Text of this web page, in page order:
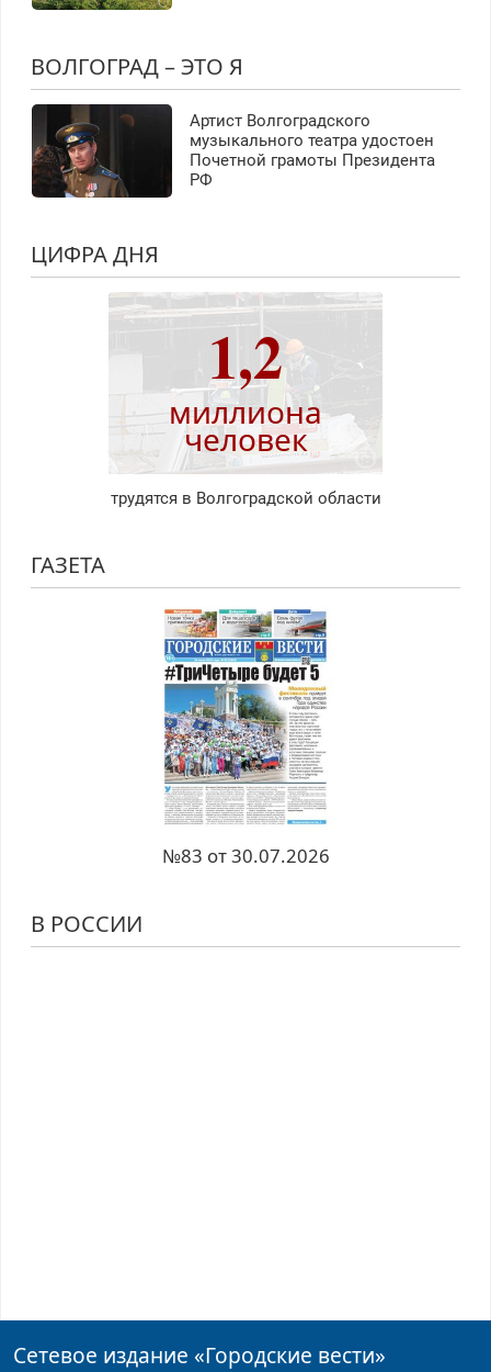
ВОЛГОГРАД – ЭТО Я
Артист Волгоградского
музыкального театра удостоен
Почетной грамоты Президента
РФ
ЦИФРА ДНЯ
1,2
миллиона
человек
трудятся в Волгоградской области
ГАЗЕТА
№83 от 30.07.2026
В РОССИИ
Сетевое издание «Городские вести»